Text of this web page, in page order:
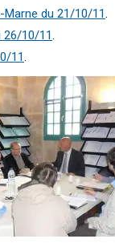
Marne du 21/10/11.
26/10/11.
11.